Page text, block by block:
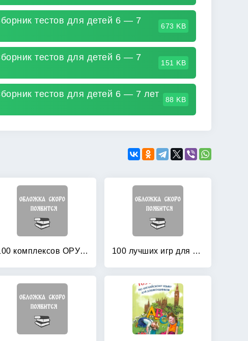
тестов для детей 6 — 7
673 KB
тестов для детей 6 — 7
151 KB
тестов для детей 6 — 7 лет
88 KB
100 комплексов ОРУ с использованием стандартного и нестандартного оборудования 100 лучших игр для подготовки к школе